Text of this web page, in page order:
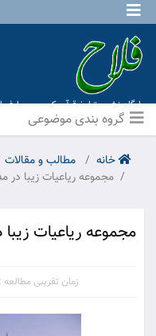
پایگاه نشر و تبلیغ قرآن کریم و
عترت منهاج عشق آباد ]
خانه مطالب و مقالات
مجموعه ریاعیات زیبا در
مجموعه ریاعیات
زمان تقریبی مطالعه : 2 دقیقه